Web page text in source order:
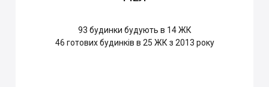
93 будинки будують в 14 ЖК
46 готових будинків в 25 ЖК з 2013 року